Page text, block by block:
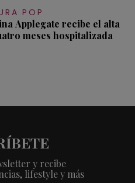
POP
Applegate recibe el alta
meses hospitalizada
y recibe
lifestyle y más